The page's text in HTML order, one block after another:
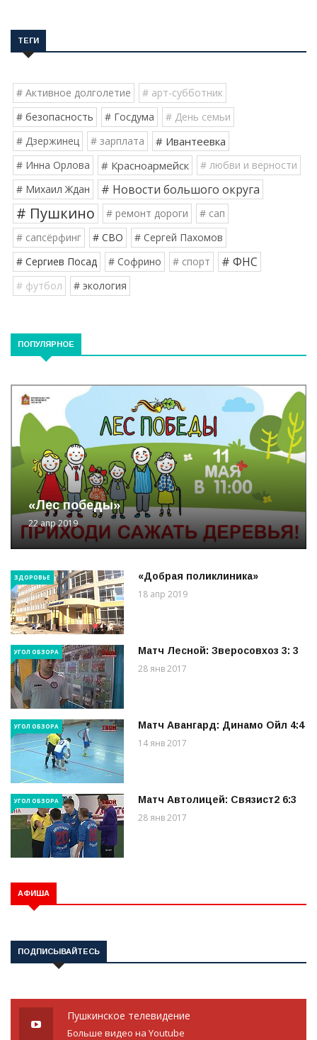
ТЕГИ
# Активное долголетие
# арт-субботник
# безопасность
# Госдума
# День семьи
# Дзержинец
# зарплата # Ивантеевка
# Инна Орлова # Красноармейск
# любви и верности
# Михаил Ждан
# Новости большого округа
# Пушкино # ремонт дороги
# сап
# сапсёрфинг
# СВО
# Сергей Пахомов
# Сергиев Посад
# Софрино # спорт # ФНС
# футбол # экология
ПОПУЛЯРНОЕ
«Лес победы»
22 апр 2019
ЗДОРОВЬЕ «Добрая поликлиника»
18 апр 2019
УГОЛ ОБЗОРА Матч Лесной: Зверосовхоз 3: 3
28 янв 2017
УГОЛ ОБЗОРА Матч Авангард: Динамо Ойл 4:4
14 янв 2017
УГОЛ ОБЗОРА Матч Автолицей: Связист2 6:3
28 янв 2017
АФИША
ПОДПИСЫВАЙТЕСЬ
Пушкинское телевидение
Больше видео на Youtube